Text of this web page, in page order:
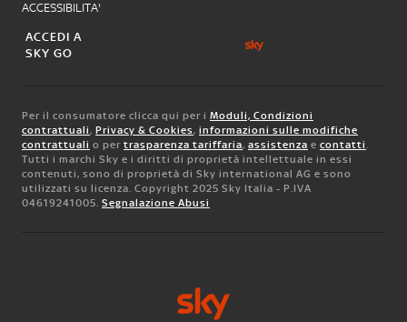
ACCESSIBILITA'
ACCEDI A
SKY GO
Per il consumatore clicca qui per i Moduli, Condizioni
contrattuali, Privacy & Cookies, informazioni sulle modifiche
contrattuali o per trasparenza tariffaria, assistenza e contatti.
Tutti i marchi Sky e i diritti di proprietà intellettuale in essi
contenuti, sono di proprietà di Sky international AG e sono
utilizzati su licenza. Copyright 2025 Sky Italia - P.IVA
04619241005. Segnalazione Abusi